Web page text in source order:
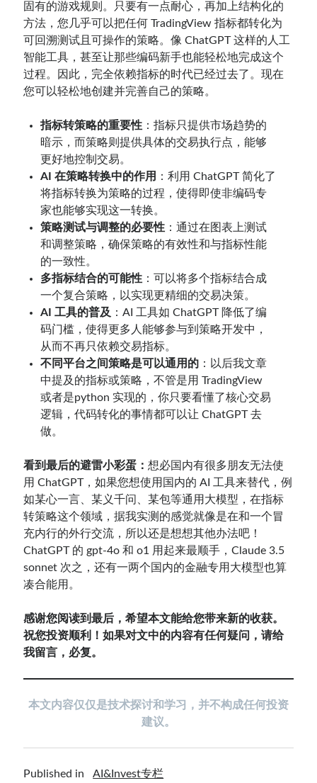
固有的游戏规则。只要有一点耐心，再加上结构化的
方法，您几乎可以把任何 TradingView 指标都转化为
可回溯测试且可操作的策略。像 ChatGPT 这样的人工
智能工具，甚至让那些编码新手也能轻松地完成这个
过程。因此，完全依赖指标的时代已经过去了。现在
您可以轻松地创建并完善自己的策略。
指标转策略的重要性 ：指标只提供市场趋势的
暗示，而策略则提供具体的交易执行点，能够
更好地控制交易。
AI 在策略转换中的作用
：利用 ChatGPT 简化了
将指标转换为策略的过程，使得即使非编码专
家也能够实现这一转换。
策略测试与调整的必要性 ：通过在图表上测试
和调整策略，确保策略的有效性和与指标性能
的一致性。
多指标结合的可能性 ：可以将多个指标结合成
一个复合策略，以实现更精细的交易决策。
AI 工具的普及 ：AI 工具如 ChatGPT 降低了编
码门槛，使得更多人能够参与到策略开发中，
从而不再只依赖交易指标。
不同平台之间策略是可以通用的 ：以后我文章
中提及的指标或策略，不管是用 TradingView
或者是python 实现的，你只要看懂了核心交易
逻辑，代码转化的事情都可以让 ChatGPT 去
做。
看到最后的避雷小彩蛋：想必国内有很多朋友无法使
用 ChatGPT，如果您想使用国内的 AI 工具来替代，例
如某心一言、某义千问、某包等通用大模型，在指标
转策略这个领域，据我实测的感觉就像是在和一个冒
充内行的外行交流，所以还是想想其他办法吧！
ChatGPT 的 gpt-4o 和 o1 用起来最顺手，Claude 3.5
sonnet 次之，还有一两个国内的金融专用大模型也算
凑合能用。
感谢您阅读到最后，希望本文能给您带来新的收获。
祝您投资顺利！如果对文中的内容有任何疑问，请给
我留言，必复。
本文内容仅仅是技术探讨和学习，并不构成任何投资
建议。
Published in AI&Invest专栏